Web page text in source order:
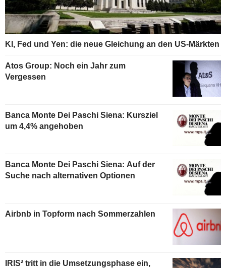
KI, Fed und Yen: die neue Gleichung an den US-Märkten
Atos Group: Noch ein Jahr zum
Vergessen
Banca Monte Dei Paschi Siena: Kursziel
um 4,4% angehoben
Banca Monte Dei Paschi Siena: Auf der
Suche nach alternativen Optionen
Airbnb in Topform nach Sommerzahlen
IRIS² tritt in die Umsetzungsphase ein,